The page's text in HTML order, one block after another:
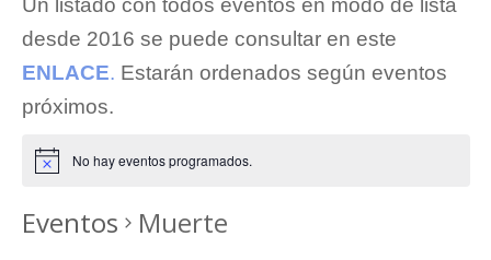
Un listado con todos eventos en modo de lista
desde 2016 se puede consultar en este
ENLACE. Estarán ordenados según eventos
próximos.
No hay eventos programados.
Eventos Muerte